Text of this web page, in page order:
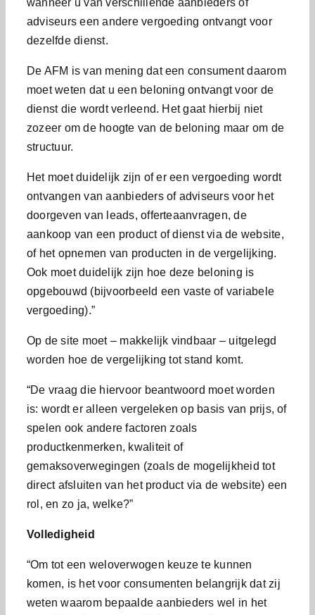
wanneer u van verschillende aanbieders of
adviseurs een andere vergoeding ontvangt voor
dezelfde dienst.
De AFM is van mening dat een consument daarom
moet weten dat u een beloning ontvangt voor de
dienst die wordt verleend. Het gaat hierbij niet
zozeer om de hoogte van de beloning maar om de
structuur.
Het moet duidelijk zijn of er een vergoeding wordt
ontvangen van aanbieders of adviseurs voor het
doorgeven van leads, offerteaanvragen, de
aankoop van een product of dienst via de website,
of het opnemen van producten in de vergelijking.
Ook moet duidelijk zijn hoe deze beloning is
opgebouwd (bijvoorbeeld een vaste of variabele
vergoeding).”
Op de site moet – makkelijk vindbaar – uitgelegd
worden hoe de vergelijking tot stand komt.
“De vraag die hiervoor beantwoord moet worden
is: wordt er alleen vergeleken op basis van prijs, of
spelen ook andere factoren zoals
productkenmerken, kwaliteit of
gemaksoverwegingen (zoals de mogelijkheid tot
direct afsluiten van het product via de website) een
rol, en zo ja, welke?”
Volledigheid
“Om tot een weloverwogen keuze te kunnen
komen, is het voor consumenten belangrijk dat zij
weten waarom bepaalde aanbieders wel in het